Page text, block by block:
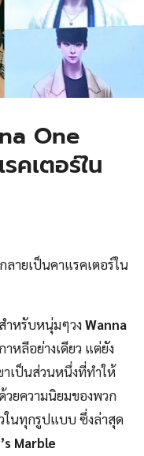
One
คเตอร์ใน
ลายเป็นคาแรคเตอร์ใน
ำหรับหนุ่มๆวงWanna
หลีอย่างเดียว แต่ยัง
าเป็นส่วนหนึ่งที่ทำให้
วยความนิยมของพวก
ในทุกรูปแบบ ซึ่งล่าสุด
Marble